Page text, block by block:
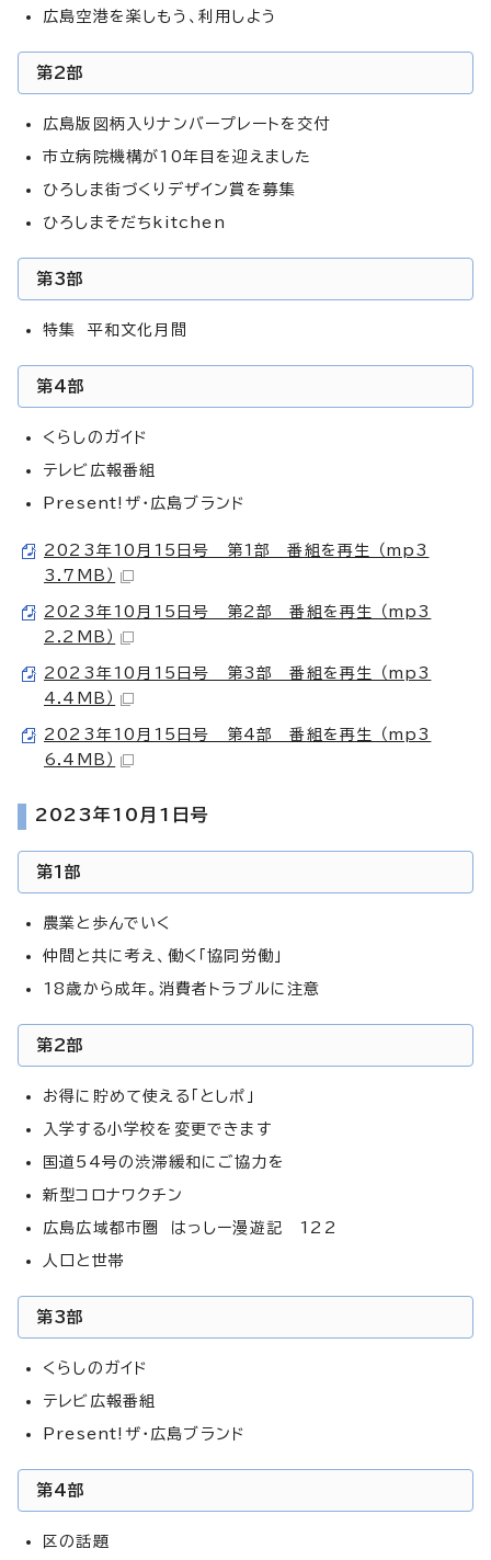
広島空港を楽しもう、利用しよう
第2部
広島版図柄入りナンバープレートを交付
市立病院機構が10年目を迎えました
ひろしま街づくりデザイン賞を募集
ひろしまそだちkitchen
第3部
特集 平和文化月間
第4部
くらしのガイド
テレビ広報番組
Present!ザ・広島ブランド
2023年10月15日号 第1部 番組を再生 （mp3
3.7MB）
2023年10月15日号 第2部 番組を再生 （mp3
2.2MB）
2023年10月15日号 第3部 番組を再生 （mp3
4.4MB）
2023年10月15日号 第4部 番組を再生 （mp3
6.4MB）
2023年10月1日号
第1部
農業と歩んでいく
仲間と共に考え、働く「協同労働」
18歳から成年。消費者トラブルに注意
第2部
お得に貯めて使える「としポ」
入学する小学校を変更できます
国道54号の渋滞緩和にご協力を
新型コロナワクチン
広島広域都市圏 はっしー漫遊記 122
人口と世帯
第3部
くらしのガイド
テレビ広報番組
Present!ザ・広島ブランド
第4部
区の話題